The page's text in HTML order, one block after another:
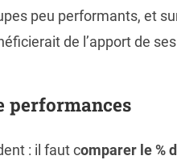
peu performants, et
de l’apport de
performances
: il faut comparer le %